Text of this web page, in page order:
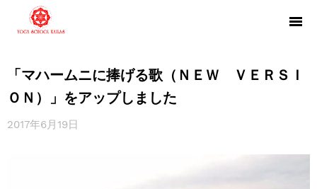
「マハームニに捧げる歌（ＮＥＷ ＶＥＲＳＩ
ＯＮ）」をアップしました
2017年6月19日